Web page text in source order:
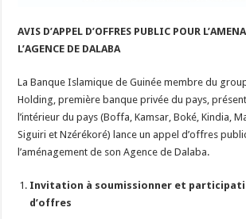
AVIS D’APPEL D’OFFRES PUBLIC POUR
L’AGENCE DE DALABA
La Banque Islamique de Guinée membre du
Holding, première banque privée du pays,
l’intérieur du pays (Boffa, Kamsar, Boké, Kindia,
Siguiri et Nzérékoré) lance un appel d’offres
l’aménagement de son Agence de Dalaba.
Invitation à soumissionner et
d’offres